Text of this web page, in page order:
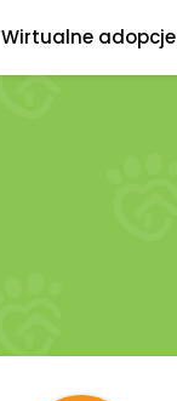
Wirtualne adopcje